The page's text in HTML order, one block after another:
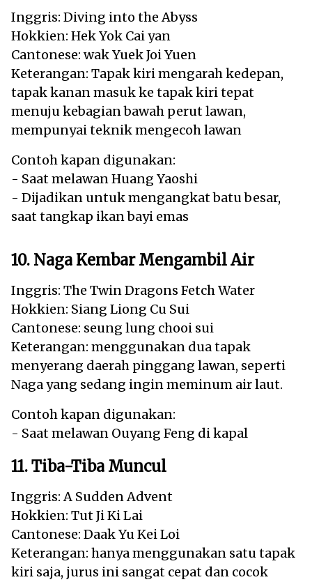
Inggris: Diving into the Abyss
Hokkien: Hek Yok Cai yan
Cantonese: wak Yuek Joi Yuen
Keterangan: Tapak kiri mengarah kedepan,
tapak kanan masuk ke tapak kiri tepat
menuju kebagian bawah perut lawan,
mempunyai teknik mengecoh lawan
Contoh kapan digunakan:
- Saat melawan Huang Yaoshi
- Dijadikan untuk mengangkat batu besar,
saat tangkap ikan bayi emas
10. Naga Kembar Mengambil Air
Inggris: The Twin Dragons Fetch Water
Hokkien: Siang Liong Cu Sui
Cantonese: seung lung chooi sui
Keterangan: menggunakan dua tapak
menyerang daerah pinggang lawan, seperti
Naga yang sedang ingin meminum air laut.
Contoh kapan digunakan:
- Saat melawan Ouyang Feng di kapal
11. Tiba-Tiba Muncul
Inggris: A Sudden Advent
Hokkien: Tut Ji Ki Lai
Cantonese: Daak Yu Kei Loi
Keterangan: hanya menggunakan satu tapak
kiri saja, jurus ini sangat cepat dan cocok